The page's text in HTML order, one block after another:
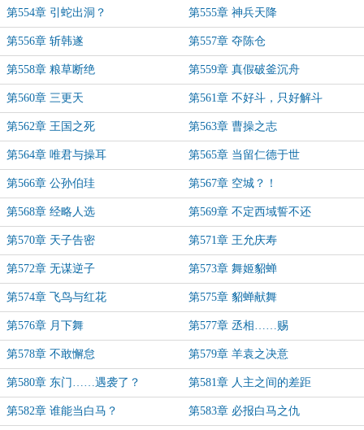
第554章 引蛇出洞？ 第555章 神兵天降
第556章 斩韩遂 第557章 夺陈仓
第558章 粮草断绝 第559章 真假破釜沉舟
第560章 三更天 第561章 不好斗，只好解斗
第562章 王国之死 第563章 曹操之志
第564章 唯君与操耳 第565章 当留仁德于世
第566章 公孙伯珪 第567章 空城？！
第568章 经略人选 第569章 不定西域誓不还
第570章 天子告密 第571章 王允庆寿
第572章 无谋逆子 第573章 舞姬貂蝉
第574章 飞鸟与红花 第575章 貂蝉献舞
第576章 月下舞 第577章 丞相……赐
第578章 不敢懈怠 第579章 羊袁之决意
第580章 东门……遇袭了？ 第581章 人主之间的差距
第582章 谁能当白马？ 第583章 必报白马之仇